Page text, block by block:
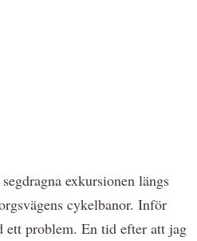
exkursionen längs
cykelbanor. Inför
ett problem. En tid efter att jag